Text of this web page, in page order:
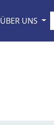
ÜBER UNS